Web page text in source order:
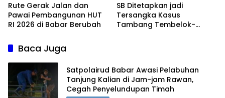
Rute Gerak Jalan dan
Pawai Pembangunan HUT
RI 2026 di Babar Berubah
SB Ditetapkan jadi
Tersangka Kasus
Tambang Tembelok-
Baca Juga
Satpolairud Babar Awasi Pelabuhan
Tanjung Kalian di Jam-jam Rawan,
Cegah Penyelundupan Timah